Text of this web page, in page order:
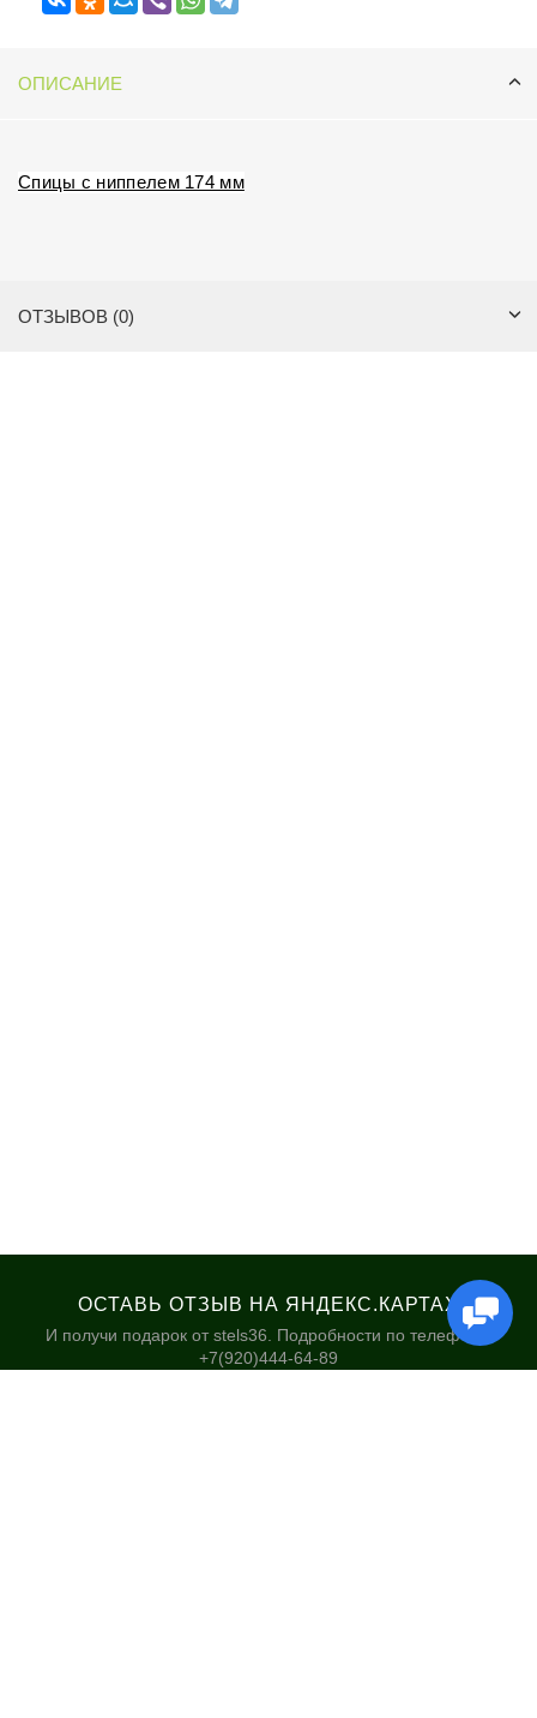
ОПИСАНИЕ
Спицы с ниппелем 174 мм
ОТЗЫВОВ (0)
ОСТАВЬ ОТЗЫВ НА ЯНДЕКС.КАРТАХ
И получи подарок от stels36. Подробности по телефону:
+7(920)444-64-89